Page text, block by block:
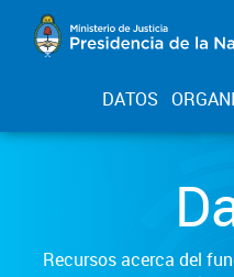
DATOS
Recursos acerca del